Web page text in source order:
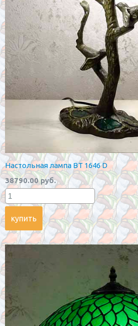
Настольная лампа BT 1646 D
38790.00 руб.